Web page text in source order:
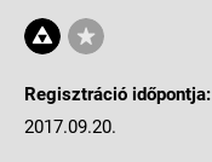
Regisztráció időpontja:
2017.09.20.